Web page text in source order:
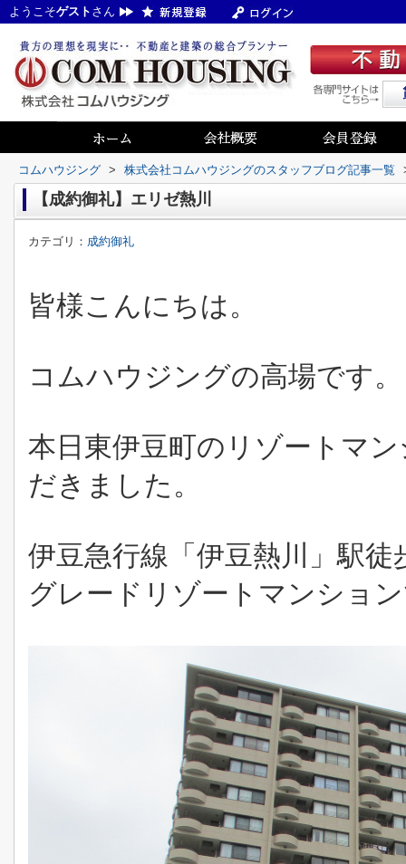
ようこそゲスト さん
コムハウジング > 株式会社コムハウジングのスタッフブログ記事一覧
【成約御礼】エリゼ熱川
カテゴリ： 成約御礼
皆様こんにちは。
コムハウジングの高場です。
本日東伊豆町のリゾートマ
だきました。
伊豆急行線「伊豆熱川」駅
グレードリゾートマンショ